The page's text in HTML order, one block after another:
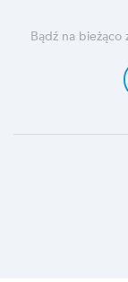
Bądź na bieżąco